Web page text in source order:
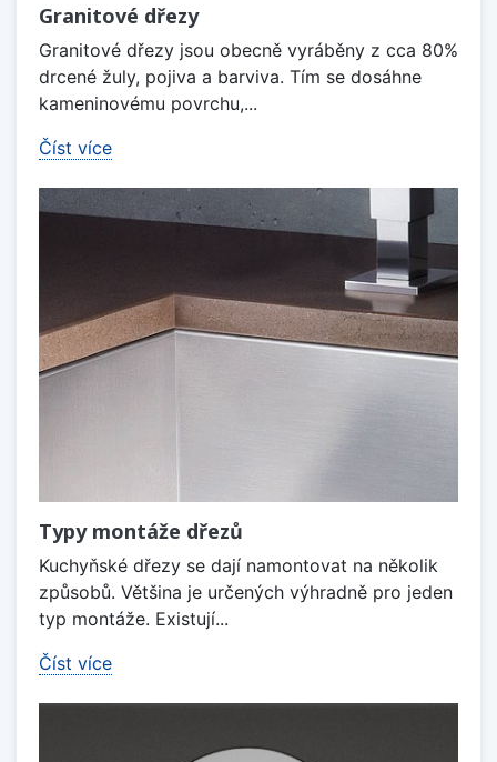
Granitové dřezy
Granitové dřezy jsou obecně vyráběny z cca 80%
drcené žuly, pojiva a barviva. Tím se dosáhne
kameninovému povrchu,...
Číst více
Typy montáže dřezů
Kuchyňské dřezy se dají namontovat na několik
způsobů. Většina je určených výhradně pro jeden
typ montáže. Existují...
Číst více